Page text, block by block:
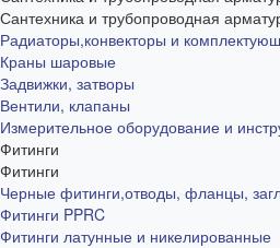
Сантехника и трубопроводная
Радиаторы,конвекторы и
Краны шаровые
Задвижки, затворы
Вентили, клапаны
Измерительное оборудование и
Фитинги
Фитинги
Черные фитинги,отводы, фланцы,
Фитинги PPRC
Фитинги латунные и никелированные